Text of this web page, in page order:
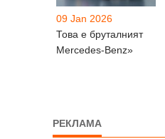
09 Jan 2026
Това е бруталният
Mercedes-Benz»
РЕКЛАМА